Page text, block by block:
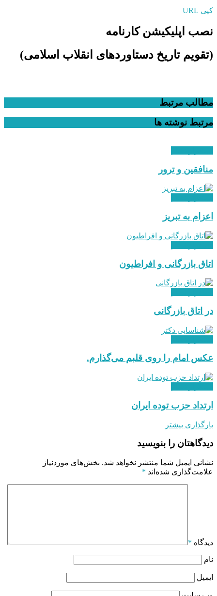
کپی URL
نصب اپلیکیشن کارنامه
(تقویم تاریخ دستاوردهای انقلاب اسلامی​)
مطالب مرتبط
مرتبط نوشته ها
منافقین و ترور
اعزام به تبریز
اتاق بازرگانی و افراطیون
در اتاق بازرگانی
عکس امام را روی قلبم می‌گذارم.
ارتداد حزب توده ایران
بارگذاری بیشتر
دیدگاهتان را بنویسید
نشانی ایمیل شما منتشر نخواهد شد. بخش‌های موردنیاز
علامت‌گذاری شده‌اند *
دیدگاه *
نام
ایمیل